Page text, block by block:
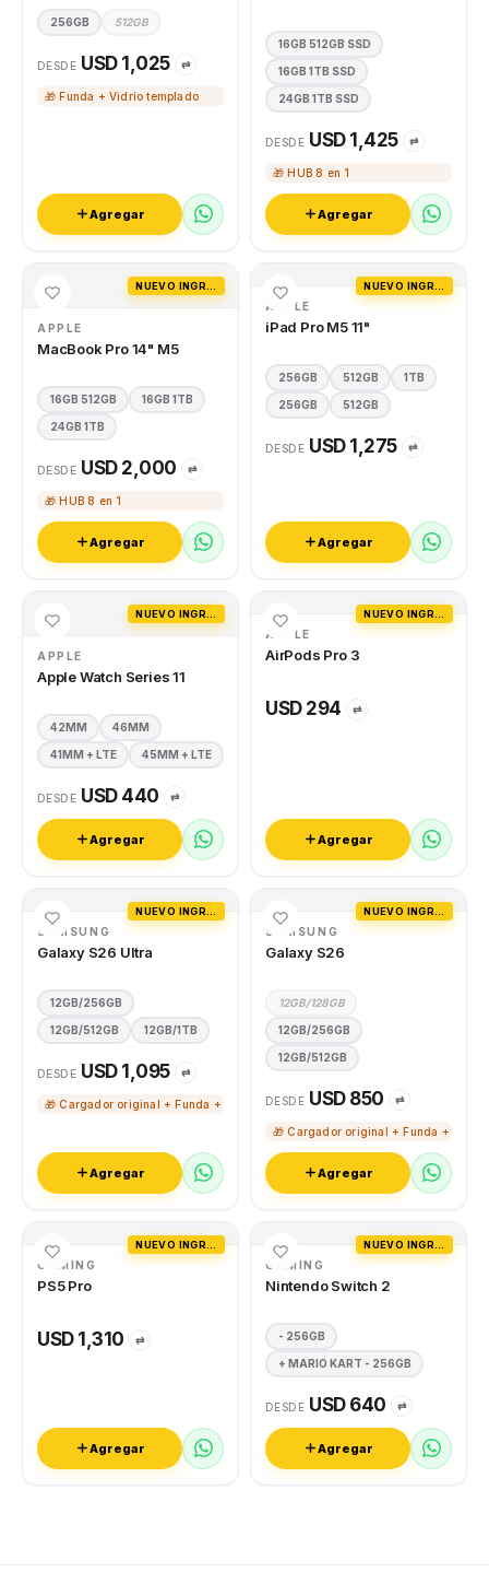
256GB 512GB
DESDE USD 1,025 ⇄
🎁 Funda + Vidrio templado
Agregar
16GB 512GB SSD
16GB 1TB SSD
24GB 1TB SSD
DESDE USD 1,425 ⇄
🎁 HUB 8 en 1
Agregar
APPLE
MacBook Pro 14" M5
16GB 512GB 16GB 1TB
24GB 1TB
DESDE USD 2,000 ⇄
🎁 HUB 8 en 1
Agregar
APPLE
iPad Pro M5 11"
256GB 512GB 1TB
256GB 512GB
DESDE USD 1,275 ⇄
Agregar
APPLE
Apple Watch Series 11
42MM 46MM
41MM + LTE 45MM + LTE
DESDE USD 440 ⇄
Agregar
APPLE
AirPods Pro 3
USD 294 ⇄
Agregar
SAMSUNG
Galaxy S26 Ultra
12GB/256GB
12GB/512GB 12GB/1TB
DESDE USD 1,095 ⇄
🎁 Cargador original + Funda + Vidrio templado
Agregar
SAMSUNG
Galaxy S26
12GB/128GB
12GB/256GB
12GB/512GB
DESDE USD 850 ⇄
🎁 Cargador original + Funda +
Agregar
GAMING
PS5 Pro
USD 1,310 ⇄
Agregar
GAMING
Nintendo Switch 2
- 256GB
+ MARIO KART - 256GB
DESDE USD 640 ⇄
Agregar